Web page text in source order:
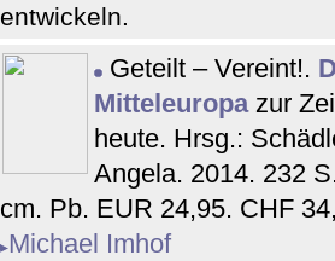
entwickeln.
Geteilt – Vereint!.
Mitteleuropazur
heute. Hrsg.:
Angela. 2014. 232
cm. Pb. EUR 24,95. CHF
Michael Imhof